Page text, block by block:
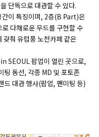
단독으로 대관할 수 있다.
이 특징이며, 2층(B Part)은
다채로운 무드를 구현할 수
갖춰 유럽풍 노천카페 같은
SEOUL 팝업이 열린 곳으로,
팅 동선, 각종 MD 및 포토존
드 대관 행사(팝업, 팬미팅 등)